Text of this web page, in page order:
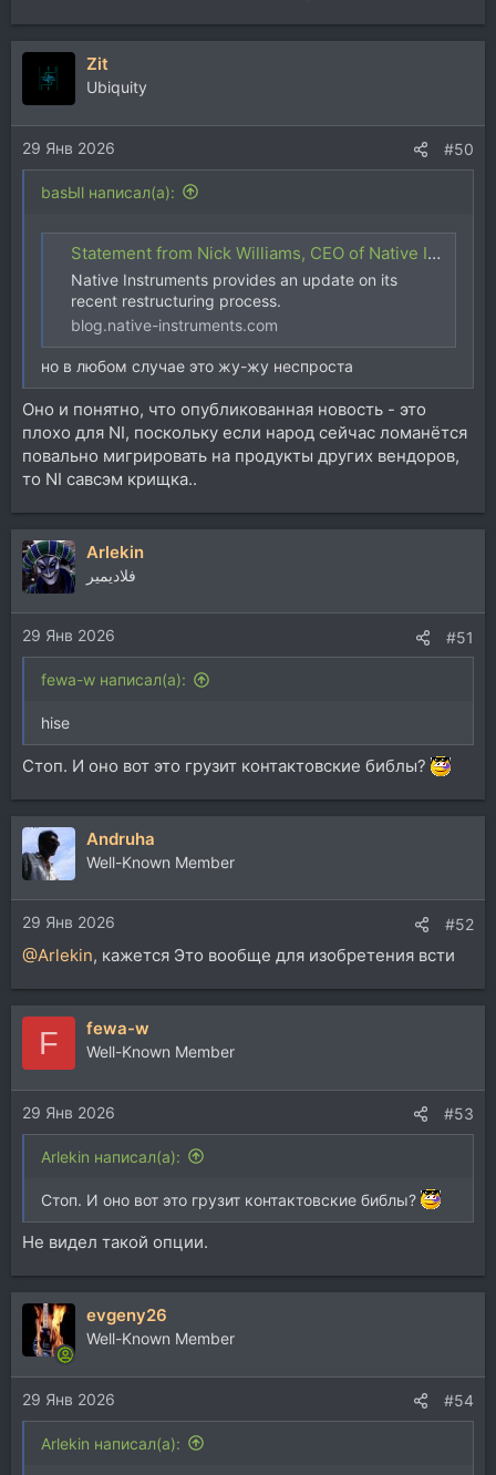
Zit
Ubiquity
29 Янв 2026 #50
basЫl написал(а):
Statement from Nick Williams, CEO of Native Instruments | Native Instruments Blog
Native Instruments provides an update on its
recent restructuring process.
blog.native-instruments.com
но в любом случае это жу-жу неспроста
Оно и понятно, что опубликованная новость - это
плохо для NI, поскольку если народ сейчас ломанётся
повально мигрировать на продукты других вендоров,
то NI савсэм крищка..
Arlekin
فلاديمير
29 Янв 2026 #51
fewa-w написал(а):
hise
Стоп. И оно вот это грузит контактовские библы?
Andruha
Well-Known Member
29 Янв 2026 #52
@Arlekin, кажется Это вообще для изобретения всти
F fewa-w
Well-Known Member
29 Янв 2026 #53
Arlekin написал(а):
Стоп. И оно вот это грузит контактовские библы?
Не видел такой опции.
evgeny26
Well-Known Member
29 Янв 2026 #54
Arlekin написал(а):